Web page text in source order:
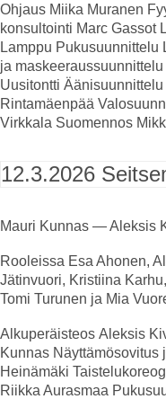
Ohjaus Miika Muranen
konsultointi Marc Gassot
Lamppu Pukusuunnittelu
ja maskeeraussuunnittelu
Uusitontti Äänisuunnittelu
Rintamäenpää
Virkkala Suomennos
12.3.2026
Mauri Kunnas — Aleksis
Rooleissa Esa Ahonen,
Jätinvuori, Kristiina
Tomi Turunen ja Mia
Alkuperäisteos Aleksis
Kunnas Näyttämösovitus
Heinämäki
Riikka Aurasmaa